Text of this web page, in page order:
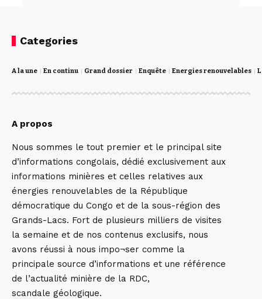
Categories
A la une En continu Grand dossier Enquête Energies renouvelables
A propos
Nous sommes le tout premier et le principal site
d’informations congolais, dédié exclusivement aux
informations minières et celles relatives aux
énergies renouvelables de la République
démocratique du Congo et de la sous-région des
Grands-Lacs. Fort de plusieurs milliers de visites
la semaine et de nos contenus exclusifs, nous
avons réussi à nous impo¬ser comme la
principale source d’informations et une référence
de l’actualité minière de la RDC,
scandale géologique.